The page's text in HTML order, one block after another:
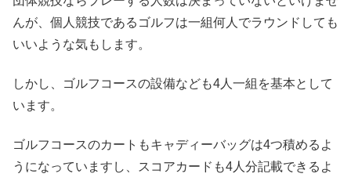
んが、個人競技であるゴルフは一組何人でラウンドしても
いいような気もします。
しかし、ゴルフコースの設備なども4人一組を基本として
います。
ゴルフコースのカートもキャディーバッグは4つ積めるよ
うになっていますし、スコアカードも4人分記載できるよ